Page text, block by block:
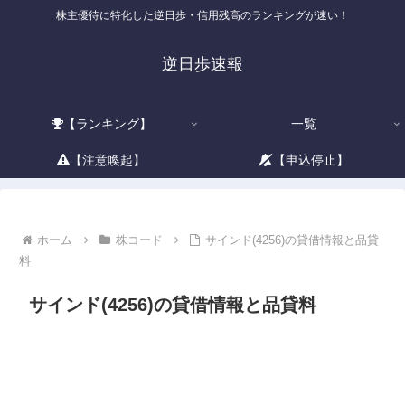
株主優待に特化した逆日歩・信用残高のランキングが速い！
逆日歩速報
【ランキング】 一覧
【注意喚起】 【申込停止】
ホーム 株コード
サインド(4256)の貸借情報と品貸
料
サインド(4256)の貸借情報と品貸料